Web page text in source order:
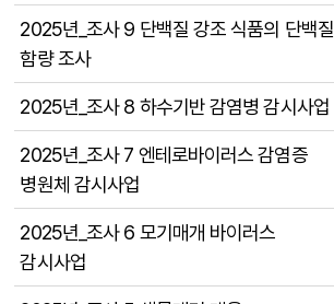
2025년_조사 9 단백질 강조 식품의 단백질
함량 조사
2025년_조사 8 하수기반 감염병 감시사업
2025년_조사 7 엔테로바이러스 감염증
병원체 감시사업
2025년_조사 6 모기매개 바이러스
감시사업